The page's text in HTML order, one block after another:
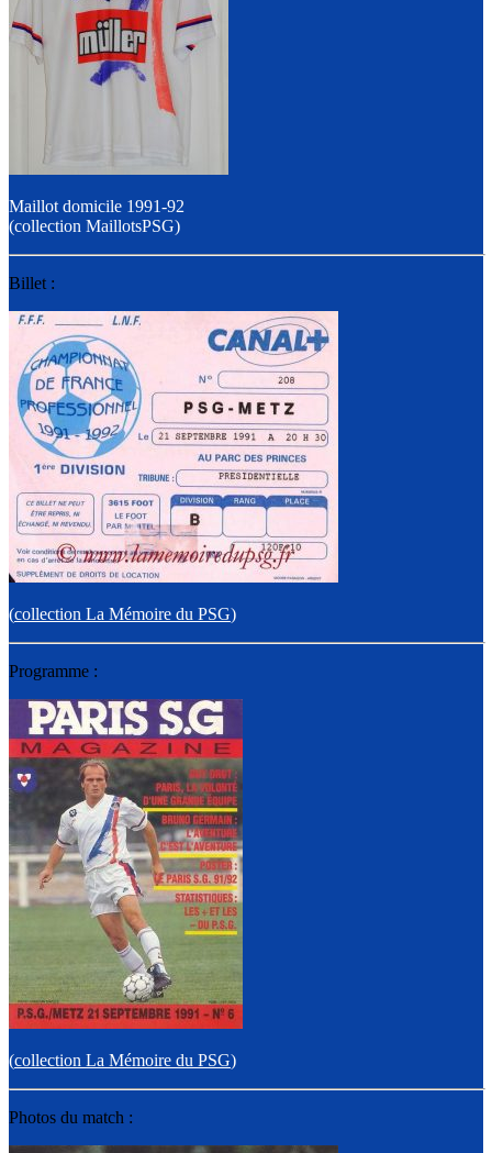
Maillot domicile 1991-92
(collection MaillotsPSG)
Billet :
(collection La Mémoire du PSG)
Programme :
(collection La Mémoire du PSG)
Photos du match :